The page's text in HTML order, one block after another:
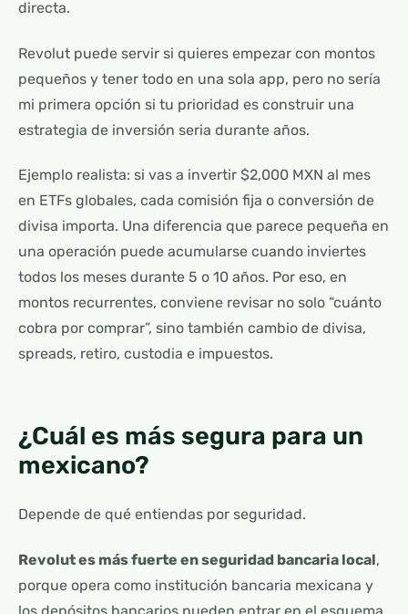
directa.
Revolut puede servir si quieres empezar con montos
pequeños y tener todo en una sola app, pero no sería
mi primera opción si tu prioridad es construir una
estrategia de inversión seria durante años.
Ejemplo realista: si vas a invertir $2,000 MXN al mes
en ETFs globales, cada comisión fija o conversión de
divisa importa. Una diferencia que parece pequeña en
una operación puede acumularse cuando inviertes
todos los meses durante 5 o 10 años. Por eso, en
montos recurrentes, conviene revisar no solo “cuánto
cobra por comprar”, sino también cambio de divisa,
spreads, retiro, custodia e impuestos.
¿Cuál es más segura para un
mexicano?
Depende de qué entiendas por seguridad.
Revolut es más fuerte en seguridad bancaria local,
porque opera como institución bancaria mexicana y
los depósitos bancarios pueden entrar en el esquema